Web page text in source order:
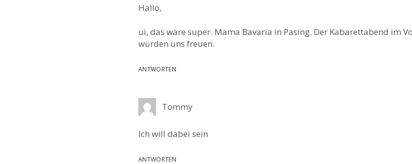
Hallo,
ui, das wäre super. Mama Bavaria in Pasing. Der Kabarettabend im
würden uns freuen.
ANTWORTEN
Tommy
Ich will dabei sein
ANTWORTEN